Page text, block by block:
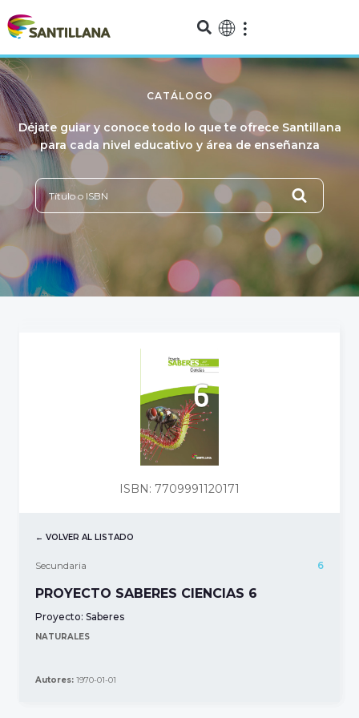
CATÁLOGO
Déjate guiar y conoce todo lo que te ofrece Santillana
para cada nivel educativo y área de enseñanza
← VOLVER AL LISTADO
Secundaria 6
PROYECTO SABERES CIENCIAS 6
Proyecto: Saberes
NATURALES
Autores: 1970-01-01
ISBN: 7709991120171